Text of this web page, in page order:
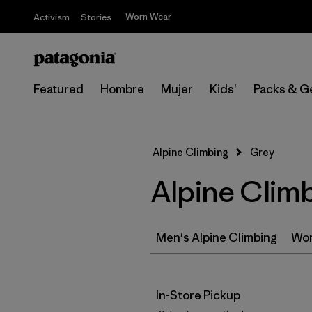
Activism Stories Worn Wear
Featured Hombre Mujer Kids' Packs &
Alpine Climbing Grey
Alpine
Men's Alpine Climbing
In-Store Pickup